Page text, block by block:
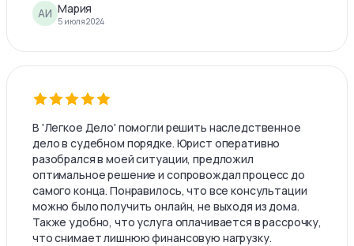
АИ Мария
5 июля 2024
В 'Легкое Дело' помогли решить наследственное
дело в судебном порядке. Юрист оперативно
разобрался в моей ситуации, предложил
оптимальное решение и сопровождал процесс до
самого конца. Понравилось, что все консультации
можно было получить онлайн, не выходя из дома.
Также удобно, что услуга оплачивается в рассрочку,
что снимает лишнюю финансовую нагрузку.